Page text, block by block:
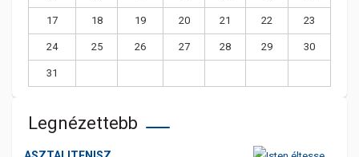
17 18 19 20 21 22 23
24 25 26 27 28 29 30
31
Legnézettebb